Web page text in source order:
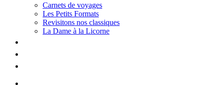
Carnets de voyages
Les Petits Formats
Revisitons nos classiques
La Dame à la Licorne